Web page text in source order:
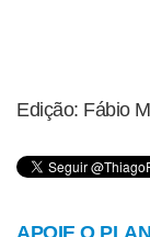
Edição: Fábio
APOIE O